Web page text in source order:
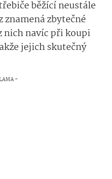
běžící neustále
zbytečné
nich navíc při koupi
jejich skutečný